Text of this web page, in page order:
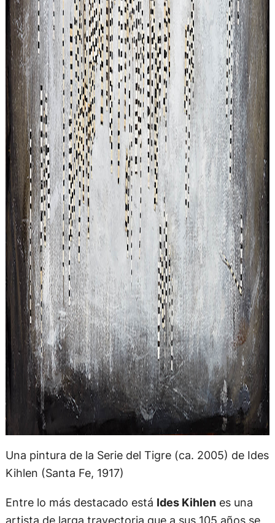
Una pintura de la Serie del Tigre (ca. 2005) de Ides
Kihlen (Santa Fe, 1917)
Entre lo más destacado está Ides Kihlenes una
artista de larga trayectoria que a sus 105 años se